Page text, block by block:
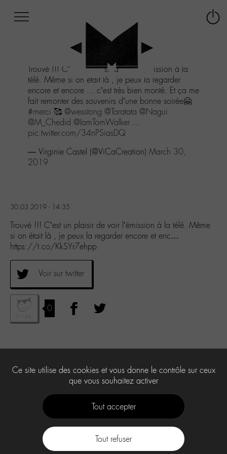
menu
Aller
au
contenu
Aller
recherche
Trouvé !!! C’est un plaisir de voir l’émission à la
télé. Même si on était là , je peux la regarder
encore et encore ... c’est très bien monté. Et ça me
fait remonter des souvenirs d’une bonne soirée🤗
#merci 🥰 @wesstong @Taratata @Nagui
@M_Chedid @IamTomWalker ...
pic.twitter.com/34nPSiasDQ
— Virginie Castel (@ViCaCreation) March 30,
2019
30.03.2019 - 14:35
Trouvé !!! C’est un plaisir de voir l’émission à la télé. Même
si on était là , je peux la regarder encore et enc…
https://t.co/KkSYr7ehpp
Voir sur twitter
0
Ce site utilise des cookies et vous donne le contrôle sur ceux
que vous souhaitez activer
Tout accepter
Tout refuser